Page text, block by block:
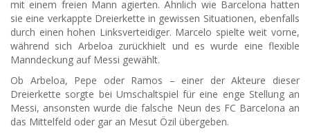
mit einem freien Mann agierten. Ähnlich wie Barcelona hatten
sie eine verkappte Dreierkette in gewissen Situationen, ebenfalls
durch einen hohen Linksverteidiger. Marcelo spielte weit vorne,
während sich Arbeloa zurückhielt und es wurde eine flexible
Manndeckung auf Messi gewählt.
Ob Arbeloa, Pepe oder Ramos – einer der Akteure dieser
Dreierkette sorgte bei Umschaltspiel für eine enge Stellung an
Messi, ansonsten wurde die falsche Neun des FC Barcelona an
das Mittelfeld oder gar an Mesut Özil übergeben.